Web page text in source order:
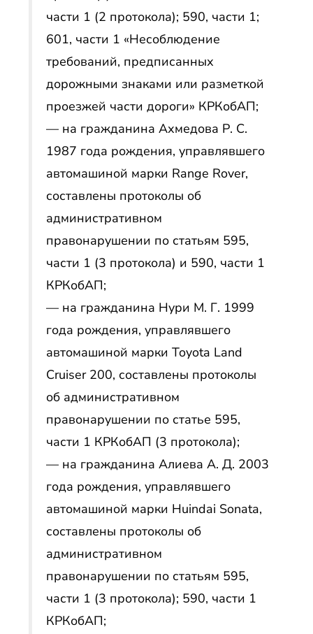
части 1 (2 протокола); 590, части 1;
601, части 1 «Несоблюдение
требований, предписанных
дорожными знаками или разметкой
проезжей части дороги» КРКобАП;
— на гражданина Ахмедова Р. С.
1987 года рождения, управлявшего
автомашиной марки Range Rover,
составлены протоколы об
административном
правонарушении по статьям 595,
части 1 (3 протокола) и 590, части 1
КРКобАП;
— на гражданина Нури М. Г. 1999
года рождения, управлявшего
автомашиной марки Toyota Land
Cruiser 200, составлены протоколы
об административном
правонарушении по статье 595,
части 1 КРКобАП (3 протокола);
— на гражданина Алиева А. Д. 2003
года рождения, управлявшего
автомашиной марки Huindai Sonata,
составлены протоколы об
административном
правонарушении по статьям 595,
части 1 (3 протокола); 590, части 1
КРКобАП;